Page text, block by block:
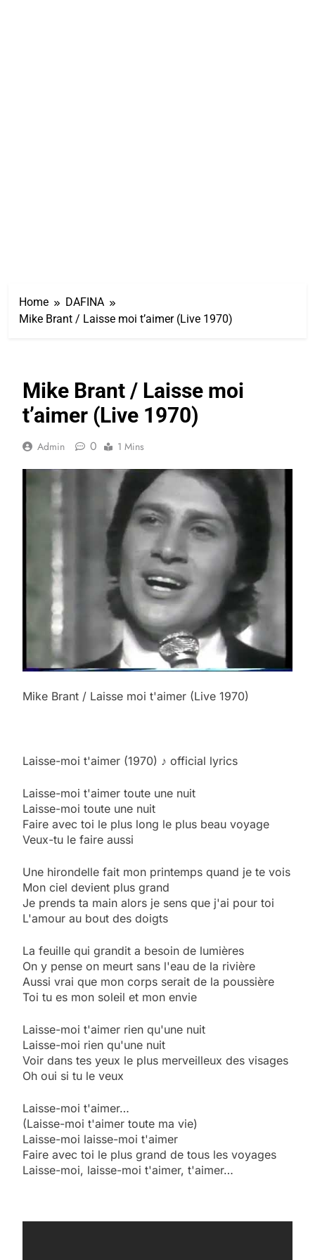
Home
DAFINA
Mike Brant / Laisse moi t’aimer (Live 1970)
Mike Brant / Laisse moi
t’aimer (Live 1970)
Admin 0 1 Mins
Mike Brant / Laisse moi t'aimer (Live 1970)
Laisse-moi t'aimer (1970) ♪ official lyrics
Laisse-moi t'aimer toute une nuit
Laisse-moi toute une nuit
Faire avec toi le plus long le plus beau voyage
Veux-tu le faire aussi
Une hirondelle fait mon printemps quand je te vois
Mon ciel devient plus grand
Je prends ta main alors je sens que j'ai pour toi
L'amour au bout des doigts
La feuille qui grandit a besoin de lumières
On y pense on meurt sans l'eau de la rivière
Aussi vrai que mon corps serait de la poussière
Toi tu es mon soleil et mon envie
Laisse-moi t'aimer rien qu'une nuit
Laisse-moi rien qu'une nuit
Voir dans tes yeux le plus merveilleux des visages
Oh oui si tu le veux
Laisse-moi t'aimer…
(Laisse-moi t'aimer toute ma vie)
Laisse-moi laisse-moi t'aimer
Faire avec toi le plus grand de tous les voyages
Laisse-moi, laisse-moi t'aimer, t'aimer…